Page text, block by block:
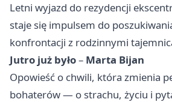
Letni wyjazd do rezydencji
staje się impulsem do
konfrontacji z rodzinnymi
Jutro już było– Marta Bijan
Opowieść o chwili, która zmienia
bohaterów — o strachu, życiu i